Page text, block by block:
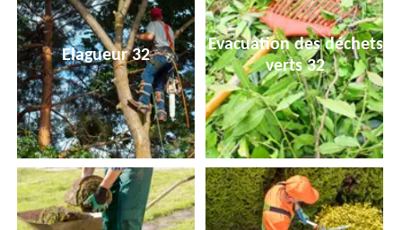
Elagueur 32
Evacuation des déchets
verts 32